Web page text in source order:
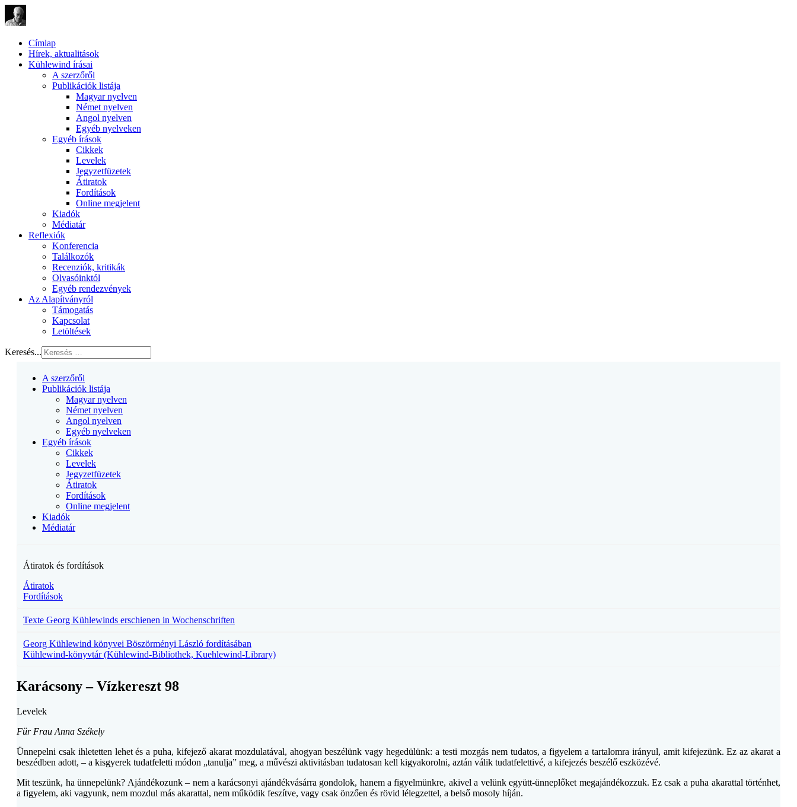
Címlap
Hírek, aktualitások
Kühlewind írásai
A szerzőről
Publikációk listája
Magyar nyelven
Német nyelven
Angol nyelven
Egyéb nyelveken
Egyéb írások
Cikkek
Levelek
Jegyzetfüzetek
Átiratok
Fordítások
Online megjelent
Kiadók
Médiatár
Reflexiók
Konferencia
Találkozók
Recenziók, kritikák
Olvasóinktól
Egyéb rendezvények
Az Alapítványról
Támogatás
Kapcsolat
Letöltések
Keresés...
A szerzőről
Publikációk listája
Magyar nyelven
Német nyelven
Angol nyelven
Egyéb nyelveken
Egyéb írások
Cikkek
Levelek
Jegyzetfüzetek
Átiratok
Fordítások
Online megjelent
Kiadók
Médiatár
Átiratok és fordítások
Átiratok
Fordítások
Texte Georg Kühlewinds erschienen in Wochenschriften
Georg Kühlewind könyvei Böszörményi László fordításában
Kühlewind-könyvtár (Kühlewind-Bibliothek, Kuehlewind-Library)
Karácsony – Vízkereszt 98
Levelek
Für Frau Anna Székely
Ünnepelni csak ihletetten lehet és a puha, kifejező akarat mozdulatával, ahogyan beszélünk vagy hegedülünk: a testi mozgás nem tudatos, a figyelem a tartalomra irányul, amit kifejezünk. Ez az akarat a
beszédben adott, – a kisgyerek tudatfeletti módon „tanulja” meg, a művészi aktivitásban tudatosan kell kigyakorolni, aztán válik tudatfelettivé, a kifejezés beszélő eszközévé.
Mit teszünk, ha ünnepelünk? Ajándékozunk – nem a karácsonyi ajándékvásárra gondolok, hanem a figyelmünkre, akivel a velünk együtt-ünneplőket megajándékozzuk. Ez csak a puha akarattal történhet,
a figyelem, aki vagyunk, nem mozdul más akarattal, nem működik feszítve, vagy csak önzően és rövid lélegzettel, a belső mosoly híján.